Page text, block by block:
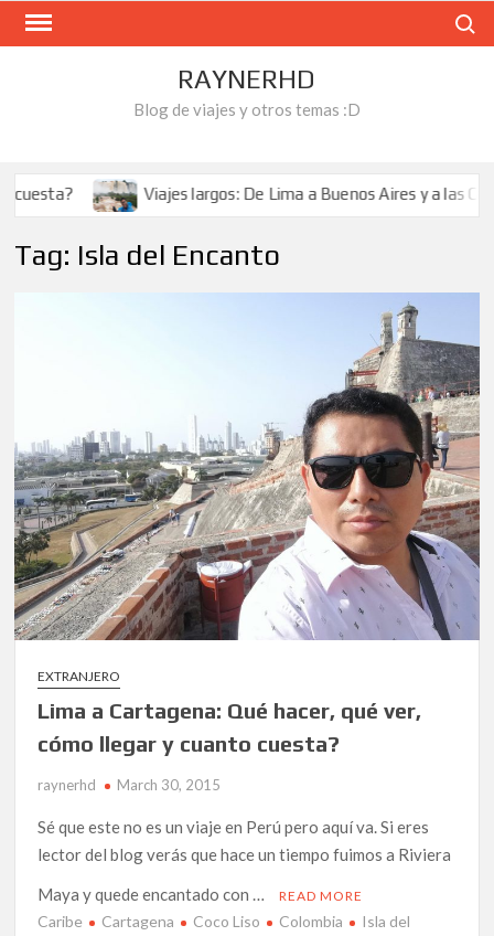
Skip
RAYNERHD
Blog de viajes y otros temas :D
Viajes largos: De Lima a Buenos Aires y a las
Tag: Isla del Encanto
EXTRANJERO
Lima a Cartagena: Qué hacer, qué ver,
cómo llegar y cuanto cuesta?
raynerhd March 30, 2015
Sé que este no es un viaje en Perú pero aquí va. Si eres
lector del blog verás que hace un tiempo fuimos a Riviera
Maya y quede encantado con …
READ MORE
Caribe Cartagena Coco Liso Colombia
Isla del